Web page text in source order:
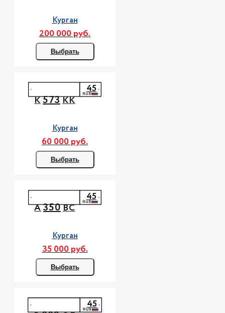
Курган
200 000 руб.
Выбрать
К573КК
45
Курган
60 000 руб.
Выбрать
А350ВС
45
Курган
35 000 руб.
Выбрать
45